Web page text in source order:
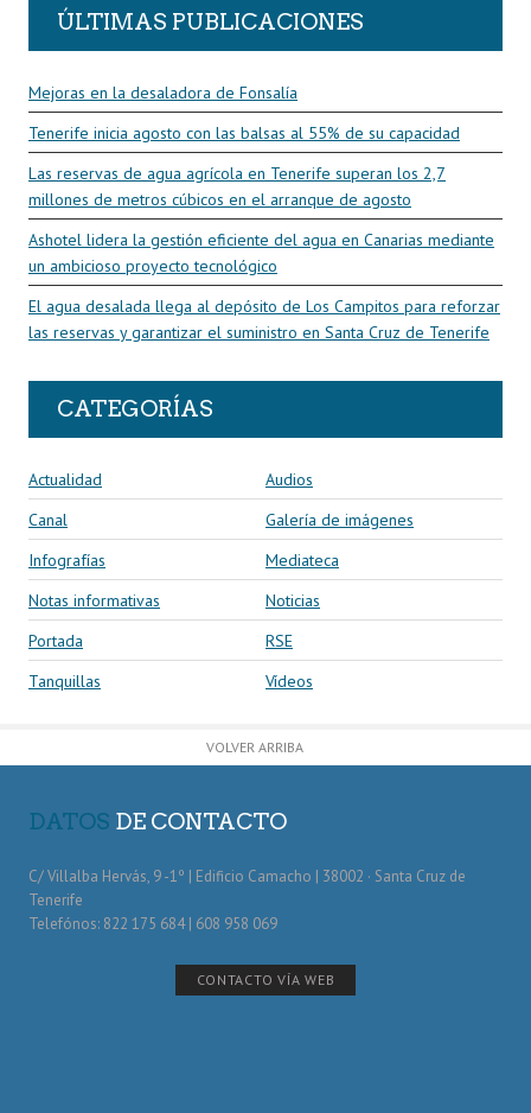
ÚLTIMAS PUBLICACIONES
Mejoras en la desaladora de Fonsalía
Tenerife inicia agosto con las balsas al 55% de su capacidad
Las reservas de agua agrícola en Tenerife superan los 2,7
millones de metros cúbicos en el arranque de agosto
Ashotel lidera la gestión eficiente del agua en Canarias mediante
un ambicioso proyecto tecnológico
El agua desalada llega al depósito de Los Campitos para reforzar
las reservas y garantizar el suministro en Santa Cruz de Tenerife
CATEGORÍAS
Actualidad
Audios
Canal
Galería de imágenes
Infografías
Mediateca
Notas informativas
Noticias
Portada
RSE
Tanquillas
Vídeos
VOLVER ARRIBA
DATOS DE CONTACTO
C/ Villalba Hervás, 9 -1º | Edificio Camacho | 38002 · Santa Cruz de
Tenerife
Telefónos: 822 175 684 | 608 958 069
CONTACTO VÍA WEB